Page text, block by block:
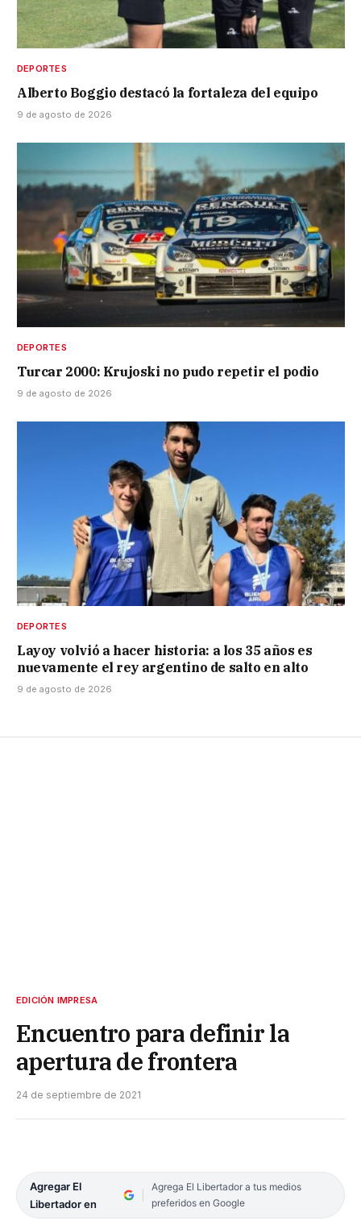
DEPORTES
Alberto Boggio destacó la fortaleza del equipo
9 de agosto de 2026
DEPORTES
Turcar 2000: Krujoski no pudo repetir el podio
9 de agosto de 2026
DEPORTES
Layoy volvió a hacer historia: a los 35 años es
nuevamente el rey argentino de salto en alto
9 de agosto de 2026
EDICIÓN IMPRESA
Encuentro para definir la
apertura de frontera
24 de septiembre de 2021
Agregar El
Libertador en
Agrega El Libertador a tus medios
preferidos en Google